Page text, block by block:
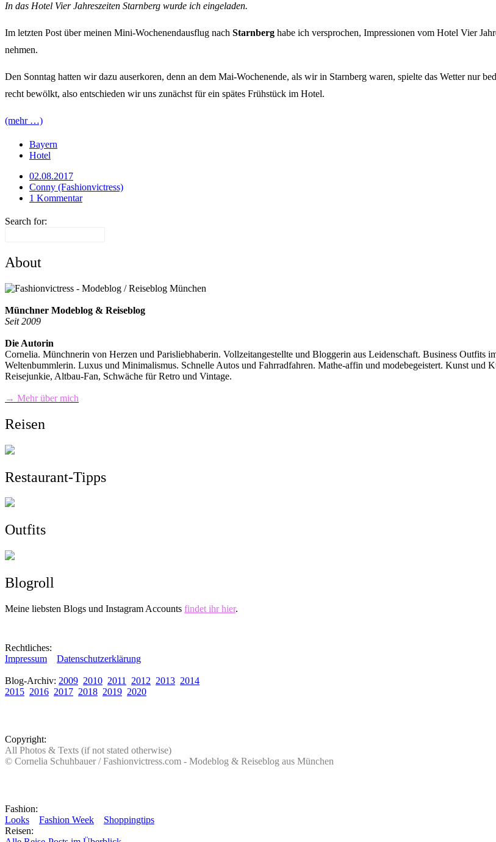
In das Hotel Vier Jahreszeiten Starnberg wurde ich eingeladen.
Im letzten Post über meinen Mini-Wochenendausflug nach Starnberg habe ich versprochen, Impressionen vom Hotel Vier
nehmen.
Den Sonntag hatten wir dazu auserkoren, denn an dem Mai-Wochenende, als wir in Starnberg waren, spielte das Wetter nur
recht bewölkt, also entschieden wir uns zunächst für ein spätes Frühstück im Hotel.
(mehr …)
Bayern
Hotel
02.08.2017
Conny (Fashionvictress)
1 Kommentar
Search for:
About
Münchner Modeblog & Reiseblog
Seit 2009
Die Autorin
Cornelia. Münchnerin von Herzen und Parisliebhaberin. Vollzeitangestellte und Bloggerin aus Leidenschaft. Business Outfits
Weltenbummlerin. Luxus und Minimalismus. Schnelle Autos und Fahrradfahren. Mathe-affin und modebegeistert. Kunst und
Reisejunkie, Altbau-Fan, Schwäche für Retro und Vintage.
→ Mehr über mich
Reisen
Restaurant-Tipps
Outfits
Blogroll
Meine liebsten Blogs und Instagram Accounts findet ihr hier.
Rechtliches:
Impressum
Datenschutzerklärung
Blog-Archiv: 2009 2010 2011 2012 2013 2014
2015 2016 2017 2018 2019 2020
Copyright:
All Photos & Texts (if not stated otherwise)
© Cornelia Schuhbauer / Fashionvictress.com - Modeblog & Reiseblog aus München
Fashion:
Looks
Fashion Week
Shoppingtips
Reisen: